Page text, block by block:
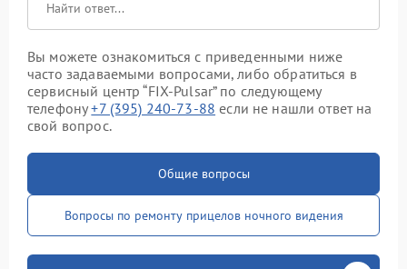
Вы можете ознакомиться с приведенными ниже
часто задаваемыми вопросами, либо обратиться в
сервисный центр “FIX-Pulsar” по следующему
телефону+7 (395) 240-73-88 если не нашли ответ на
свой вопрос.
Общие вопросы
Вопросы по ремонту прицелов ночного видения